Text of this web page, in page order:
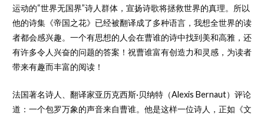
运动的“世界无国界”诗人群体，宣扬诗歌将拯救世界的真理。所以
他的诗集《帝国之花》已经被翻译成了多种语言，我想全世界的读
者都会感兴趣。一个有思想的人会在曹谁的诗中找到美和高雅，还
有许多令人兴奋的问题的答案！祝曹谁富有创造力和灵感，为读者
带来有趣而丰富的阅读！
法国著名诗人、翻译家亚历克西斯·贝纳特（Alexis Bernaut）评论
道：一个包罗万象的声音来自曹谁。他是这样一位诗人，正如《文